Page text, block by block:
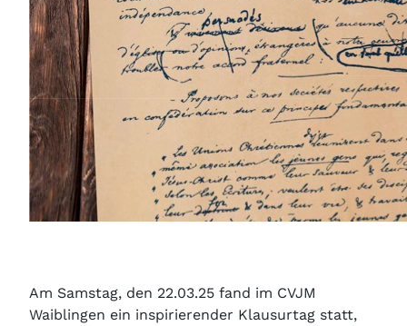
Am Samstag, den 22.03.25 fand im CVJM
Waiblingen ein inspirierender Klausurtag statt,